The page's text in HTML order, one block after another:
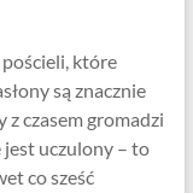
które
są znacznie
czasem gromadzi
jest uczulony – to
co sześć